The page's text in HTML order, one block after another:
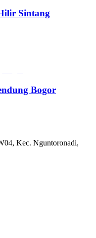
Sintang
Bogor
Kec. Nguntoronadi,